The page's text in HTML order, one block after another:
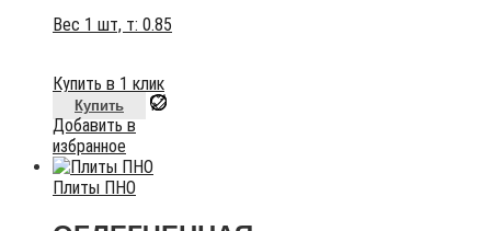
Вес 1 шт, т: 0.85
Купить в 1 клик
Купить
Добавить в
избранное
Плиты ПНО